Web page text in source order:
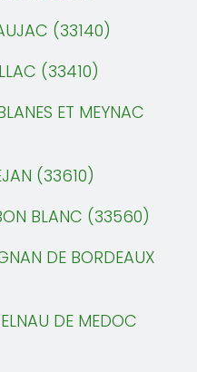
(33140)
(33410)
ET MEYNAC
(33610)
BLANC (33560)
DE BORDEAUX
DE MEDOC